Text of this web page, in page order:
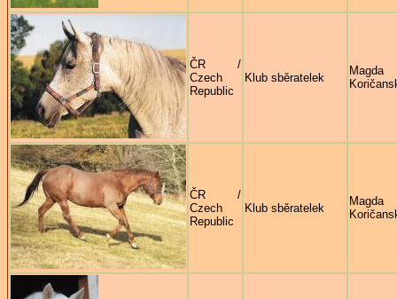
ČR /
Czech
Republic
Klub sběratelek
Magda
ČR /
Czech
Republic
Klub sběratelek
Magda